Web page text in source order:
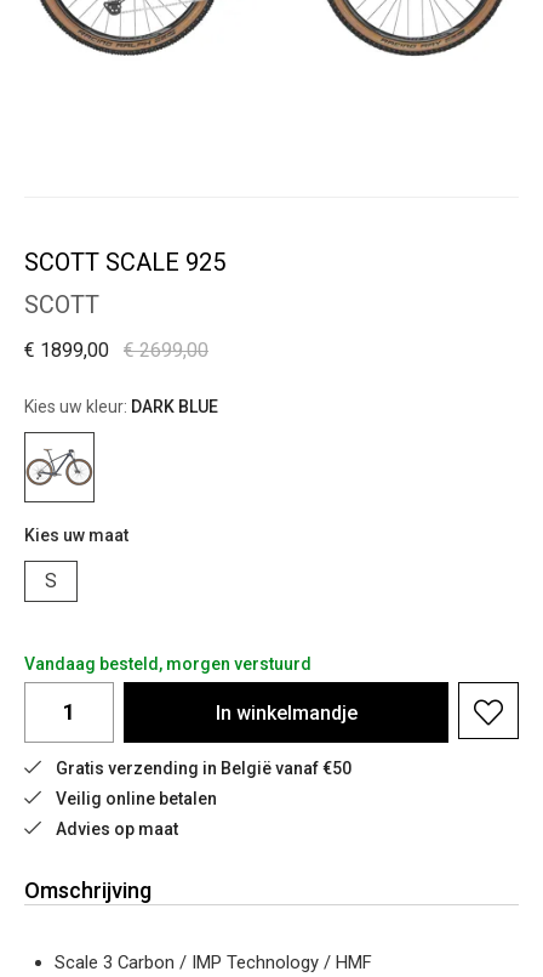
SCOTT SCALE 925
SCOTT
€ 2699,00
€ 1899,00
Kies uw kleur: DARK BLUE
Kies uw maat
S
Vandaag besteld, morgen verstuurd
In winkelmandje
Gratis verzending in België vanaf €50
Veilig online betalen
Advies op maat
Omschrijving
Scale 3 Carbon / IMP Technology / HMF